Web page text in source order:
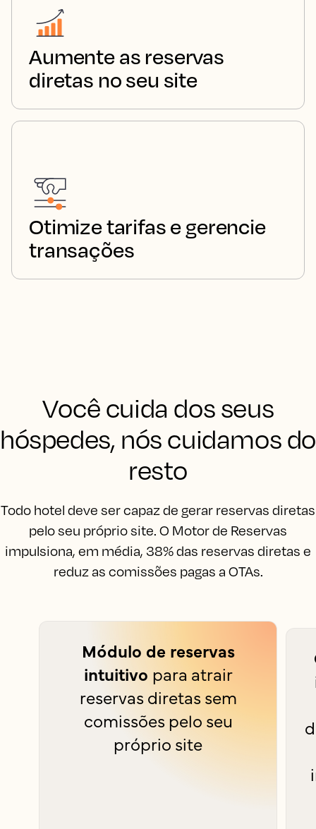
Aumente as reservas
diretas no seu site
Otimize tarifas e gerencie
transações
Você cuida dos seus
hóspedes, nós cuidamos do
resto
Todo hotel deve ser capaz de gerar reservas diretas
pelo seu próprio site. O Motor de Reservas
impulsiona, em média, 38% das reservas diretas e
reduz as comissões pagas a OTAs.
Módulo de reservas
intuitivo para atrair
reservas diretas sem
comissões pelo seu
próprio site